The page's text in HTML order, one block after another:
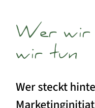
Wer wir
wir tun
Wer steckt